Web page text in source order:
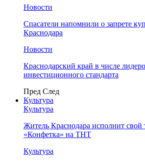
Новости
Спасатели напомнили о запрете
Краснодара
Новости
Краснодарский край в числе
инвестиционного стандарта
Пред След
Культура
Культура
Житель Краснодара исполнит свой
«Конфетка» на ТНТ
Культура